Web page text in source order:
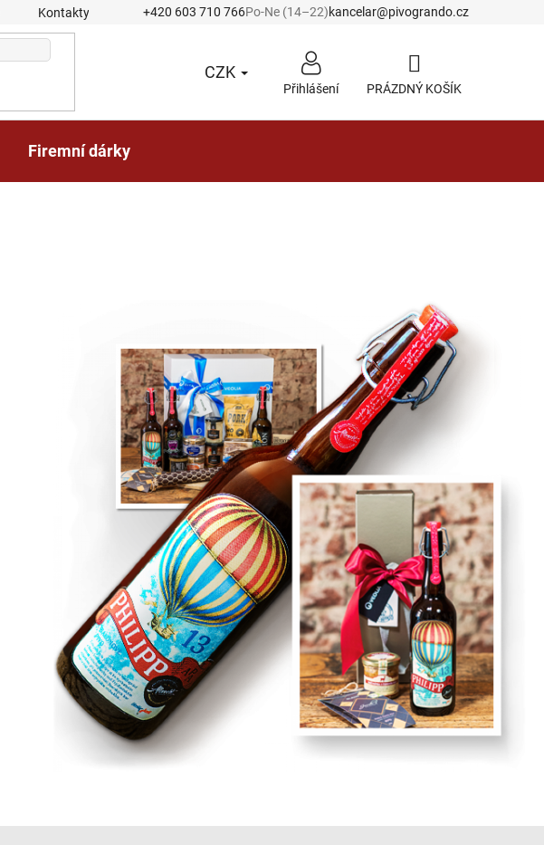
Kontakty +420 603 710 766Po-Ne (14–22)kancelar@pivogrando.cz
CZK
Přihlášení NÁKUPNÍ
PRÁZDNÝ KOŠÍK
Firemní dárky